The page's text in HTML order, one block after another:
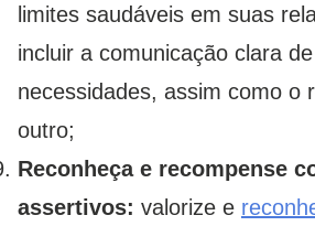
limites saudáveis ​​em suas
incluir a comunicação clara
necessidades, assim como o
outro;
Reconheça e recompense
assertivos: valorize e